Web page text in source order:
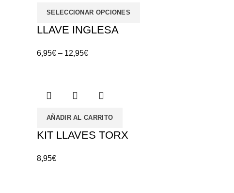
SELECCIONAR OPCIONES
LLAVE INGLESA
6,95€ – 12,95€
AÑADIR AL CARRITO
KIT LLAVES TORX
8,95€